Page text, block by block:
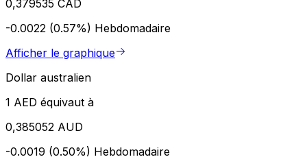
0,379535 CAD
-0.0022 (0.57%) Hebdomadaire
Afficher le graphique
Dollar australien
1 AED équivaut à
0,385052 AUD
-0.0019 (0.50%) Hebdomadaire